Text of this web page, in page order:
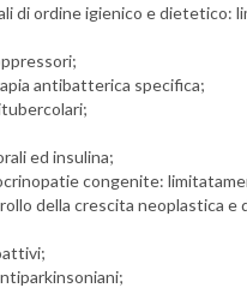
di ordine igienico e dietetico:
antibatterica specifica;
ed insulina;
congenite:
della crescita neoplastica e